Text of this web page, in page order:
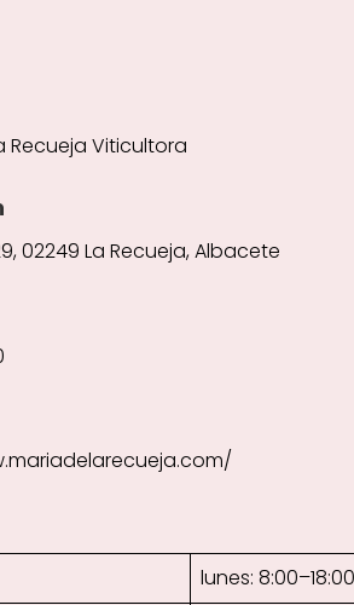
Recueja Viticultora
02249 La Recueja, Albacete
lunes: 8:00–18:00